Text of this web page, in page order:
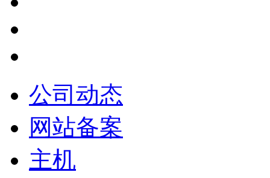
公司动态
网站备案
主机